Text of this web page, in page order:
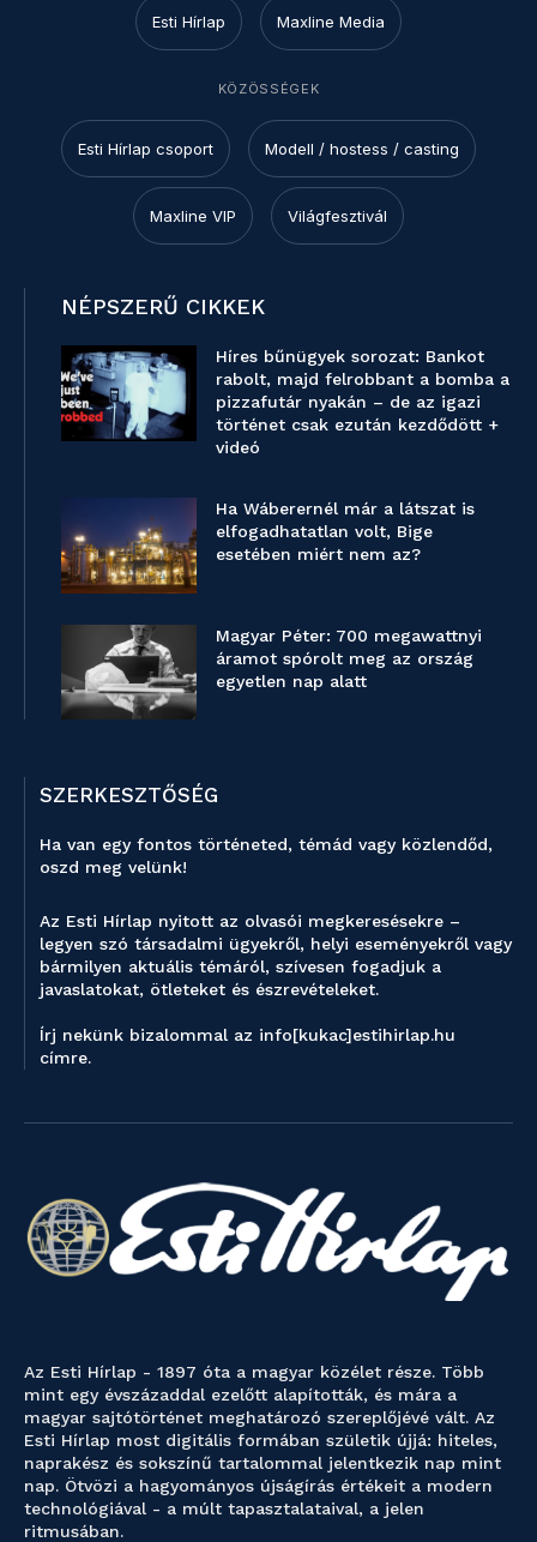
Esti Hírlap Maxline Media
KÖZÖSSÉGEK
Esti Hírlap csoport Modell / hostess / casting
Maxline VIP Világfesztivál
NÉPSZERŰ CIKKEK
Híres bűnügyek sorozat: Bankot
rabolt, majd felrobbant a bomba a
pizzafutár nyakán – de az igazi
történet csak ezután kezdődött +
videó
Ha Wáberernél már a látszat is
elfogadhatatlan volt, Bige
esetében miért nem az?
Magyar Péter: 700 megawattnyi
áramot spórolt meg az ország
egyetlen nap alatt
SZERKESZTŐSÉG
Ha van egy fontos történeted, témád vagy közlendőd,
oszd meg velünk!
Az Esti Hírlap nyitott az olvasói megkeresésekre –
legyen szó társadalmi ügyekről, helyi eseményekről vagy
bármilyen aktuális témáról, szívesen fogadjuk a
javaslatokat, ötleteket és észrevételeket.
Írj nekünk bizalommal az info[kukac]estihirlap.hu
címre.
Az Esti Hírlap - 1897 óta a magyar közélet része. Több
mint egy évszázaddal ezelőtt alapították, és mára a
magyar sajtótörténet meghatározó szereplőjévé vált. Az
Esti Hírlap most digitális formában születik újjá: hiteles,
naprakész és sokszínű tartalommal jelentkezik nap mint
nap. Ötvözi a hagyományos újságírás értékeit a modern
technológiával - a múlt tapasztalataival, a jelen
ritmusában.